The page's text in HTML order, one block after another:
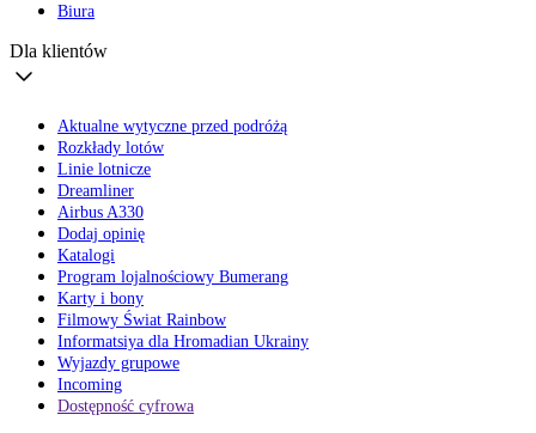
Biura
Dla klientów
Aktualne wytyczne przed podróżą
Rozkłady lotów
Linie lotnicze
Dreamliner
Airbus A330
Dodaj opinię
Katalogi
Program lojalnościowy Bumerang
Karty i bony
Filmowy Świat Rainbow
Informatsiya dla Hromadian Ukrainy
Wyjazdy grupowe
Incoming
Dostępność cyfrowa